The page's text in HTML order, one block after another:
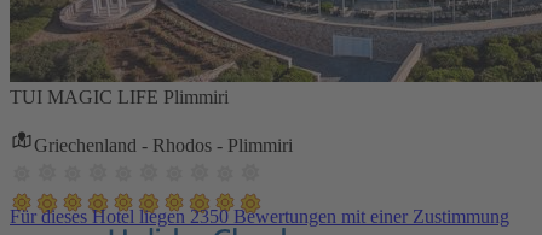
TUI MAGIC LIFE Plimmiri
Griechenland - Rhodos - Plimmiri
Für dieses Hotel liegen 2350 Bewertungen mit einer Zustimmung